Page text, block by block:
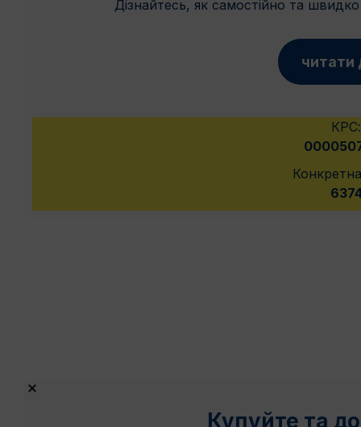
Дізнайтесь, як самостійно та
читати
КРС:
Купуйте та